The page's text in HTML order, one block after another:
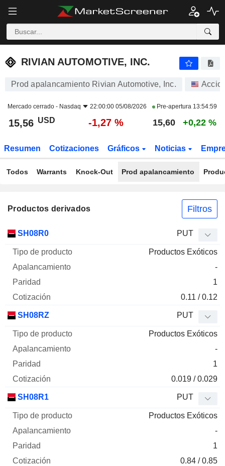
RIVIAN AUTOMOTIVE, INC.
RIVIAN AUTOMOTIVE, INC.
Prod apalancamiento Rivian Automotive, Inc.
Mercado cerrado - Nasdaq 22:00:00 05/08/2026 Pre-apertura 13:54:59
15,56 USD -1,27 % 15,60 +0,22 %
Resumen Cotizaciones Gráficos Noticias
Todos Warrants Knock-Out Prod apalancamiento
Productos derivados Filtros
SH08R0 PUT
Productos Exóticos
-
1
0.11 / 0.12
SH08RZ PUT
Productos Exóticos
-
1
0.019 / 0.029
SH08R1 PUT
Productos Exóticos
-
1
0.84 / 0.85